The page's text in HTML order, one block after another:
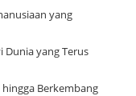
yang
Dunia yang Terus
Berkembang